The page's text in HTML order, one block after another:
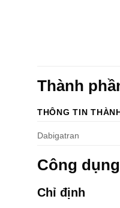
Thành
THÔNG TIN
Dabigatran
Công
Chỉ định